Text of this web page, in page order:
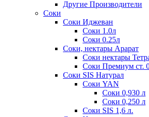
Другие Производители
Соки
Соки Иджеван
Соки 1.0л
Соки 0.25л
Соки, нектары Арарат
Соки нектары
Соки Премиум ст.
Соки SIS Натурал
Соки YAN
Соки 0,930 л
Соки 0,250 л
Соки SIS 1,6 л.